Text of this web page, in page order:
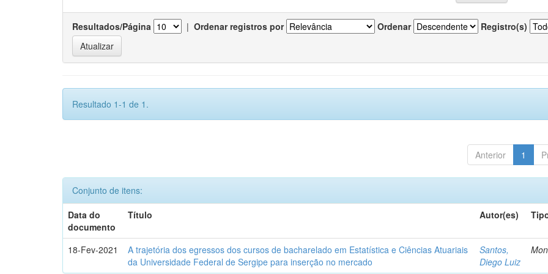
Resultados/Página | Ordenar registros por Ordenar Registro(s)
Resultado 1-1 de 1.
Anterior 1
Conjunto de itens:
Data do
documento
Título Autor(es)
18-Fev-2021
A trajetória dos egressos dos cursos de bacharelado em Estatística e Ciências Atuariais
da Universidade Federal de Sergipe para inserção no mercado
Santos,
Diego Luiz